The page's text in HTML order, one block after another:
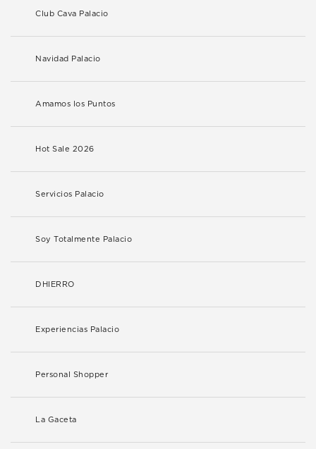
Club Cava Palacio
Navidad Palacio
Amamos los Puntos
Hot Sale 2026
Servicios Palacio
Soy Totalmente Palacio
DHIERRO
Experiencias Palacio
Personal Shopper
La Gaceta